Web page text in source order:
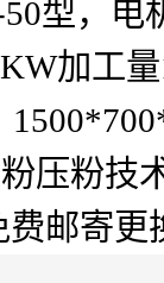
型，电
加工量
压粉技
邮寄更